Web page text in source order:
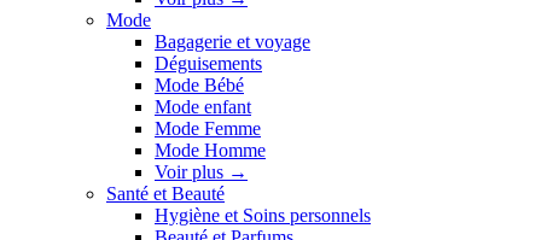
Mode
Bagagerie et voyage
Déguisements
Mode Bébé
Mode enfant
Mode Femme
Mode Homme
Voir plus →
Santé et Beauté
Hygiène et Soins personnels